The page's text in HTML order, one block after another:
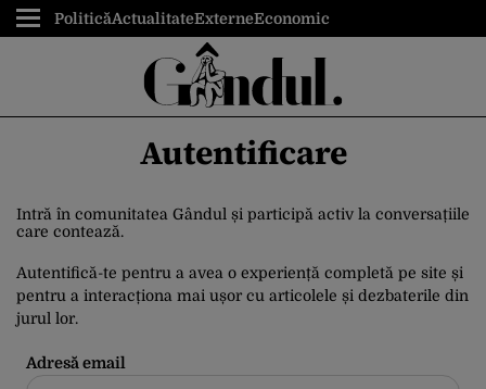
PoliticăActualitateExterneEconomic
Autentificare
Intră în comunitatea Gândul și participă activ la conversațiile
care contează.
Autentifică-te pentru a avea o experiență completă pe site și
pentru a interacționa mai ușor cu articolele și dezbaterile din
jurul lor.
Adresă email